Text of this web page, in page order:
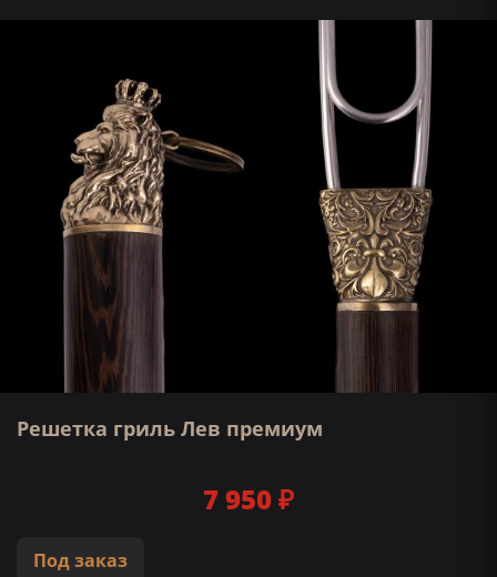
Решетка гриль Лев премиум
Под заказ
7 950 ₽